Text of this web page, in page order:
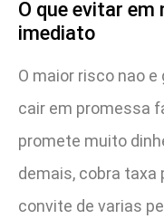
O que evitar
imediato
O maior risco nao
cair em promessa
promete muito
demais, cobra taxa
convite de varias